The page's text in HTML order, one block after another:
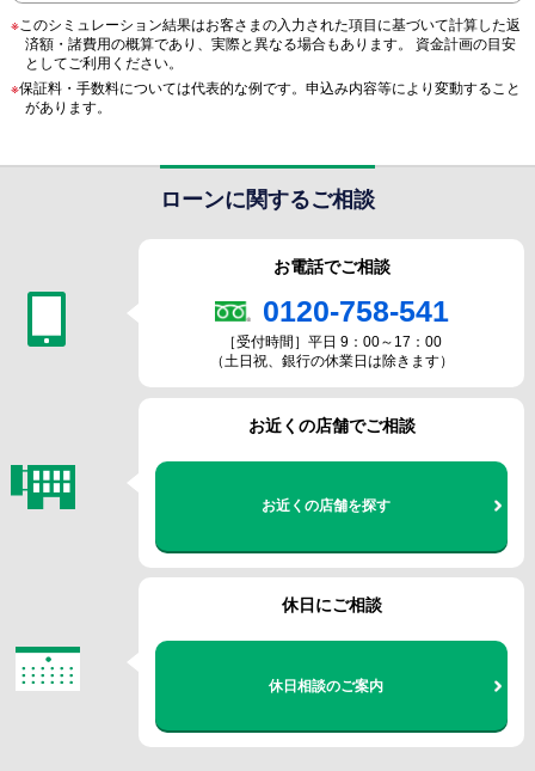
※このシミュレーション結果はお客さまの入力された項目に基づいて計算した返
済額・諸費用の概算であり、実際と異なる場合もあります。 資金計画の目安
としてご利用ください。
※保証料・手数料については代表的な例です。申込み内容等により変動すること
があります。
ローンに関するご相談
お電話でご相談
0120-758-541
［受付時間］ 平日 9：00～17：00
（土日祝、銀行の休業日は除きます）
お近くの店舗でご相談
お近くの店舗を探す
休日にご相談
休日相談のご案内